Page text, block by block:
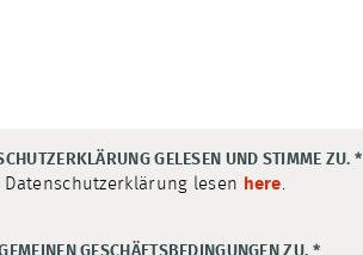
GELESEN UND STIMME ZU.*
lesen here
GESCHÄFTSBEDINGUNGEN ZU. *